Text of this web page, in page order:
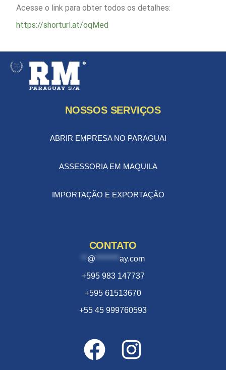
Acesse o link para obter todos os detalhes:
https://shorturl.at/oqMed
NOSSOS SERVIÇOS
ABRIR EMPRESA NO PARAGUAI
ASSESSORIA EM MAQUILA
IMPORTAÇÃO E EXPORTAÇÃO
CONTATO
@ ******** ay.com
+595 983 147737
+595 61513670
+55 45 999760593